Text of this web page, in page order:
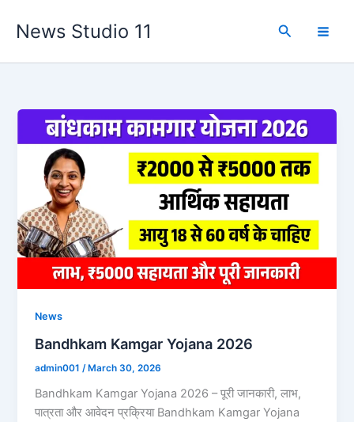
News Studio 11 Search
News
Bandhkam Kamgar Yojana 2026
admin001 /March 30, 2026
Bandhkam Kamgar Yojana 2026 – पूरी जानकारी, लाभ,
पात्रता और आवेदन प्रक्रिया Bandhkam Kamgar Yojana